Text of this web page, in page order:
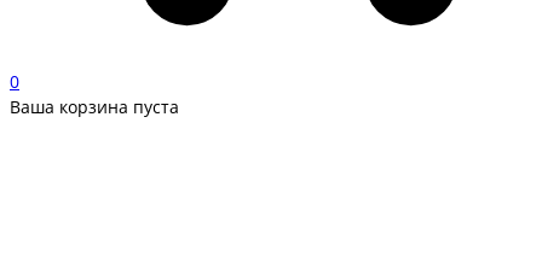
0
Ваша корзина пуста